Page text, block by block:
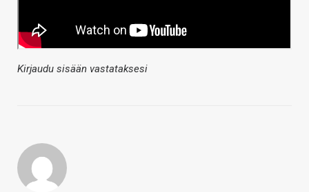
Kirjaudu sisään vastataksesi